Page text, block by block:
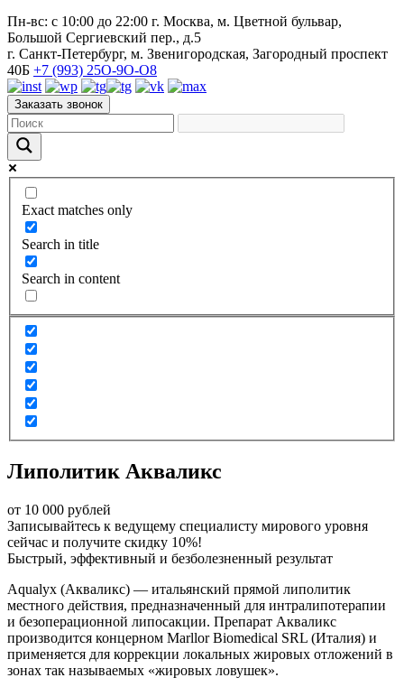
Пн-вс: с 10:00 до 22:00 г. Москва, м. Цветной бульвар,
Большой Сергиевский пер., д.5
г. Санкт-Петербург, м. Звенигородская, Загородный проспект
40Б +7 (993) 25O-9O-O8
Заказать звонок
Exact matches only
Search in title
Search in content
Липолитик Акваликс
от 10 000 рублей
Записывайтесь к ведущему специалисту мирового уровня
сейчас и получите скидку 10%!
Быстрый, эффективный и безболезненный результат
Aqualyx (Акваликс) — итальянский прямой липолитик
местного действия, предназначенный для интралипотерапии
и безоперационной липосакции. Препарат Акваликс
производится концерном Marllor Biomedical SRL (Италия) и
применяется для коррекции локальных жировых отложений в
зонах так называемых «жировых ловушек».